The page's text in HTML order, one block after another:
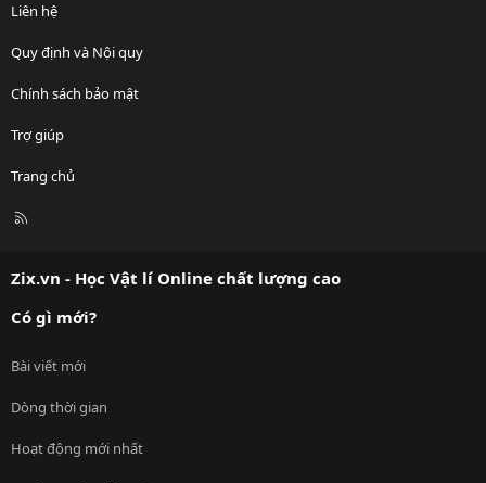
Liên hệ
Quy định và Nội quy
Chính sách bảo mật
Trợ giúp
Trang chủ
R
Zix.vn - Học Vật lí Online chất lượng cao
Có gì mới?
Bài viết mới
Dòng thời gian
Hoạt động mới nhất